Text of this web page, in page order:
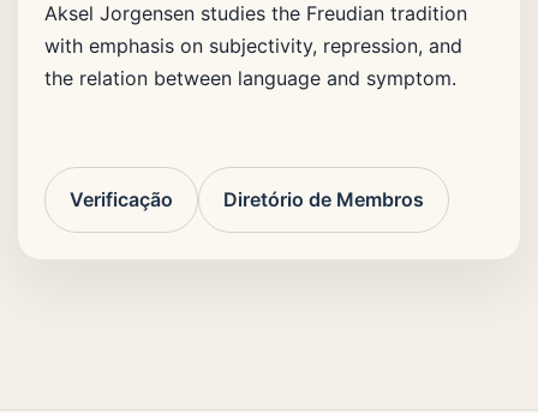
Aksel Jorgensen studies the Freudian tradition
with emphasis on subjectivity, repression, and
the relation between language and symptom.
Verificação Diretório de Membros